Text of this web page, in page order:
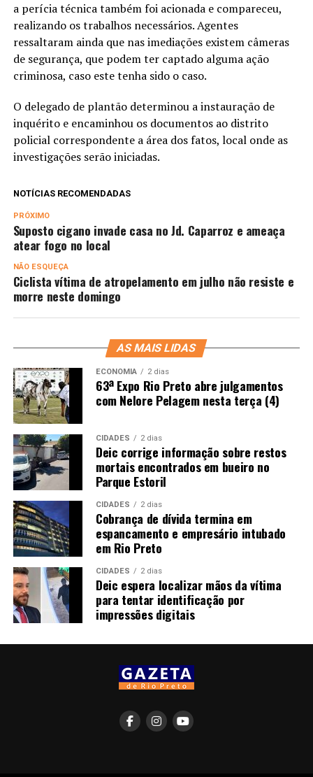
a perícia técnica também foi acionada e compareceu,
realizando os trabalhos necessários. Agentes
ressaltaram ainda que nas imediações existem câmeras
de segurança, que podem ter captado alguma ação
criminosa, caso este tenha sido o caso.
O delegado de plantão determinou a instauração de
inquérito e encaminhou os documentos ao distrito
policial correspondente a área dos fatos, local onde as
investigações serão iniciadas.
NOTÍCIAS RECOMENDADAS
PRÓXIMO
Suposto cigano invade casa no Jd. Caparroz e ameaça
atear fogo no local
NÃO ESQUEÇA
Ciclista vítima de atropelamento em julho não resiste e
morre neste domingo
AS MAIS LIDAS
ECONOMIA 2 dias
63ª Expo Rio Preto abre julgamentos
com Nelore Pelagem nesta terça (4)
CIDADES 2 dias
Deic corrige informação sobre restos
mortais encontrados em bueiro no
Parque Estoril
CIDADES 2 dias
Cobrança de dívida termina em
espancamento e empresário intubado
em Rio Preto
CIDADES 2 dias
Deic espera localizar mãos da vítima
para tentar identificação por
impressões digitais